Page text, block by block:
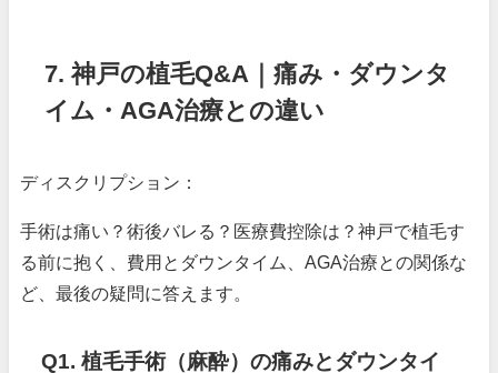
7. 神戸の植毛Q&A｜痛み・ダウンタ
イム・AGA治療との違い
ディスクリプション：
手術は痛い？術後バレる？医療費控除は？神戸で植毛す
る前に抱く、費用とダウンタイム、AGA治療との関係な
ど、最後の疑問に答えます。
Q1. 植毛手術（麻酔）の痛みとダウンタイ